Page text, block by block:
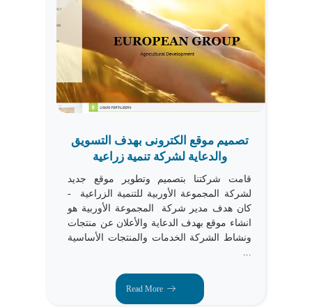
تصميم موقع الكترونى بهدف التسويق
والدعاية لشركة تنمية زراعية
قامت شركتنا بتصميم وتطوير موقع جديد
لشركة المجموعة الأوربية للتنمية الزراعية -
كان هدف مدير شركة المجموعة الأوربية هو
انشاء موقع بهدف الدعاية والأعلان عن منتجات
ونشاط الشركة الخدمات والمنتجات الأساسية
...
Read More